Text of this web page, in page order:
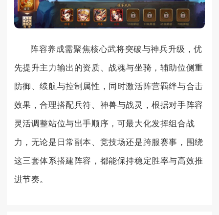
阵容养成需聚焦核心武将突破与神兵升级，优
先提升主力输出的资质、战魂与坐骑，辅助位侧重
防御、续航与控制属性，同时激活阵营羁绊与合击
效果，合理搭配兵符、神兽与战灵，根据对手阵容
灵活调整站位与出手顺序，可最大化发挥组合战
力，无论是日常副本、竞技场还是跨服赛事，围绕
这三套体系搭建阵容，都能保持稳定胜率与高效推
进节奏。